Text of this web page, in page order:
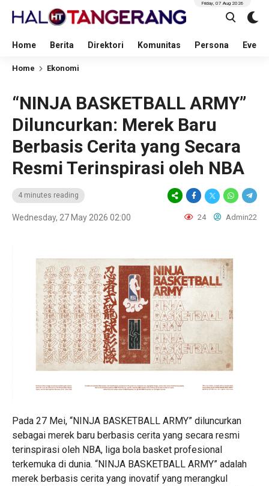
Home Berita Direktori Komunitas Persona Event
Friday, 07 Aug 2026
Home Ekonomi
“NINJA BASKETBALL ARMY”
Diluncurkan: Merek Baru
Berbasis Cerita yang Secara
Resmi Terinspirasi oleh NBA
4 minutes reading
Wednesday, 27 May 2026 02:00 24 Admin22
Pada 27 Mei, “NINJA BASKETBALL ARMY” diluncurkan
sebagai merek baru berbasis cerita yang secara resmi
terinspirasi oleh NBA, liga bola basket profesional
terkemuka di dunia. “NINJA BASKETBALL ARMY” adalah
merek berbasis cerita yang inovatif yang merangkul